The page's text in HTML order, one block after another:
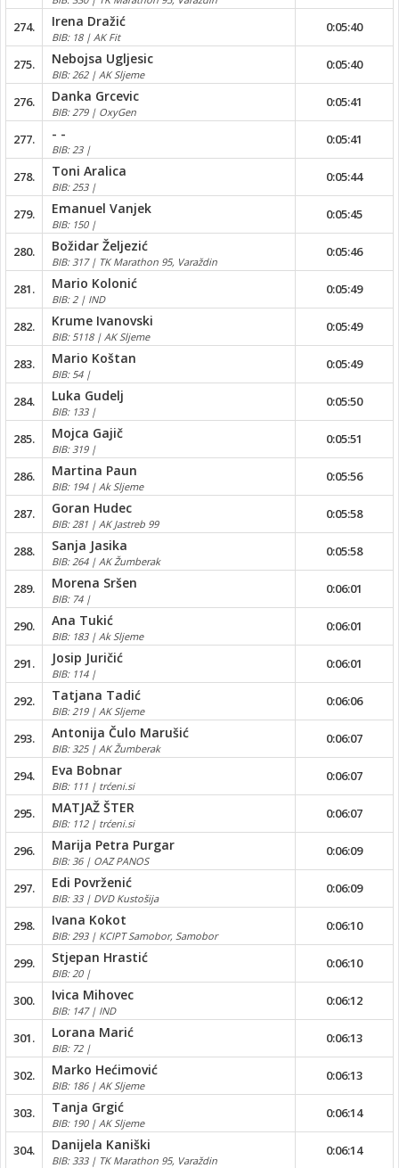
274. Irena Dražić
BIB: 18 | AK Fit
0:05:40
275. Nebojsa Ugljesic
BIB: 262 | AK Sljeme
0:05:40
276. Danka Grcevic
BIB: 279 | OxyGen
0:05:41
277. - -
BIB: 23 |
0:05:41
278. Toni Aralica
BIB: 253 |
0:05:44
279. Emanuel Vanjek
BIB: 150 |
0:05:45
280. Božidar Željezić
BIB: 317 | TK Marathon 95, Varaždin
0:05:46
281. Mario Kolonić
BIB: 2 | IND
0:05:49
282. Krume Ivanovski
BIB: 5118 | AK Sljeme
0:05:49
283. Mario Koštan
BIB: 54 |
0:05:49
284. Luka Gudelj
BIB: 133 |
0:05:50
285. Mojca Gajič
BIB: 319 |
0:05:51
286. Martina Paun
BIB: 194 | Ak Sljeme
0:05:56
287. Goran Hudec
BIB: 281 | AK Jastreb 99
0:05:58
288. Sanja Jasika
BIB: 264 | AK Žumberak
0:05:58
289. Morena Sršen
BIB: 74 |
0:06:01
290. Ana Tukić
BIB: 183 | Ak Sljeme
0:06:01
291. Josip Juričić
BIB: 114 |
0:06:01
292. Tatjana Tadić
BIB: 219 | AK Sljeme
0:06:06
293. Antonija Čulo Marušić
BIB: 325 | AK Žumberak
0:06:07
294. Eva Bobnar
BIB: 111 | trćeni.si
0:06:07
295. MATJAŽ ŠTER
BIB: 112 | trćeni.si
0:06:07
296. Marija Petra Purgar
BIB: 36 | OAZ PANOS
0:06:09
297. Edi Povrženić
BIB: 33 | DVD Kustošija
0:06:09
298. Ivana Kokot
BIB: 293 | KCIPT Samobor, Samobor
0:06:10
299. Stjepan Hrastić
BIB: 20 |
0:06:10
300. Ivica Mihovec
BIB: 147 | IND
0:06:12
301. Lorana Marić
BIB: 72 |
0:06:13
302. Marko Hećimović
BIB: 186 | AK Sljeme
0:06:13
303. Tanja Grgić
BIB: 190 | AK Sljeme
0:06:14
304. Danijela Kaniški
BIB: 333 | TK Marathon 95, Varaždin
0:06:14